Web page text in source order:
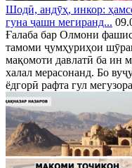
Шодӣ, андӯҳ, инкор:
гуна ҷашн мегиранд...
Ғалаба бар Олмони
тамоми ҷумҳуриҳои
мақомоти давлатӣ ба ин
халал мерасонанд. Бо
ёдгорӣ рафта гул